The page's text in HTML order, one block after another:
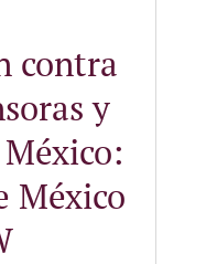
contra
y
México